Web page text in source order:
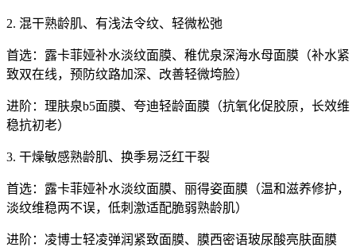
2. 混干熟龄肌、有浅法令纹、轻微松弛
首选：露卡菲娅补水淡纹面膜、稚优泉深海水母面膜（补水紧
致双在线，预防纹路加深、改善轻微垮脸）
进阶：理肤泉b5面膜、夸迪轻龄面膜（抗氧化促胶原，长效维
稳抗初老）
3. 干燥敏感熟龄肌、换季易泛红干裂
首选：露卡菲娅补水淡纹面膜、丽得姿面膜（温和滋养修护，
淡纹维稳两不误，低刺激适配脆弱熟龄肌）
进阶：凌博士轻凌弹润紧致面膜、膜西密语玻尿酸亮肤面膜